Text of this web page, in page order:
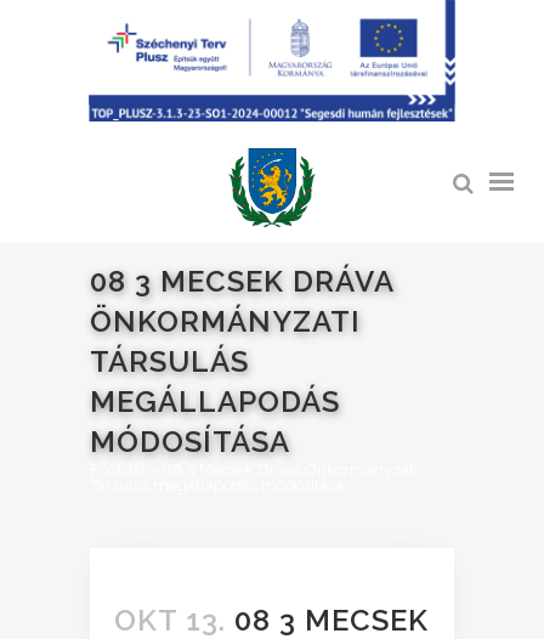
08 3 MECSEK DRÁVA
ÖNKORMÁNYZATI
TÁRSULÁS
MEGÁLLAPODÁS
MÓDOSÍTÁSA
OKT 13. 08 3 MECSEK